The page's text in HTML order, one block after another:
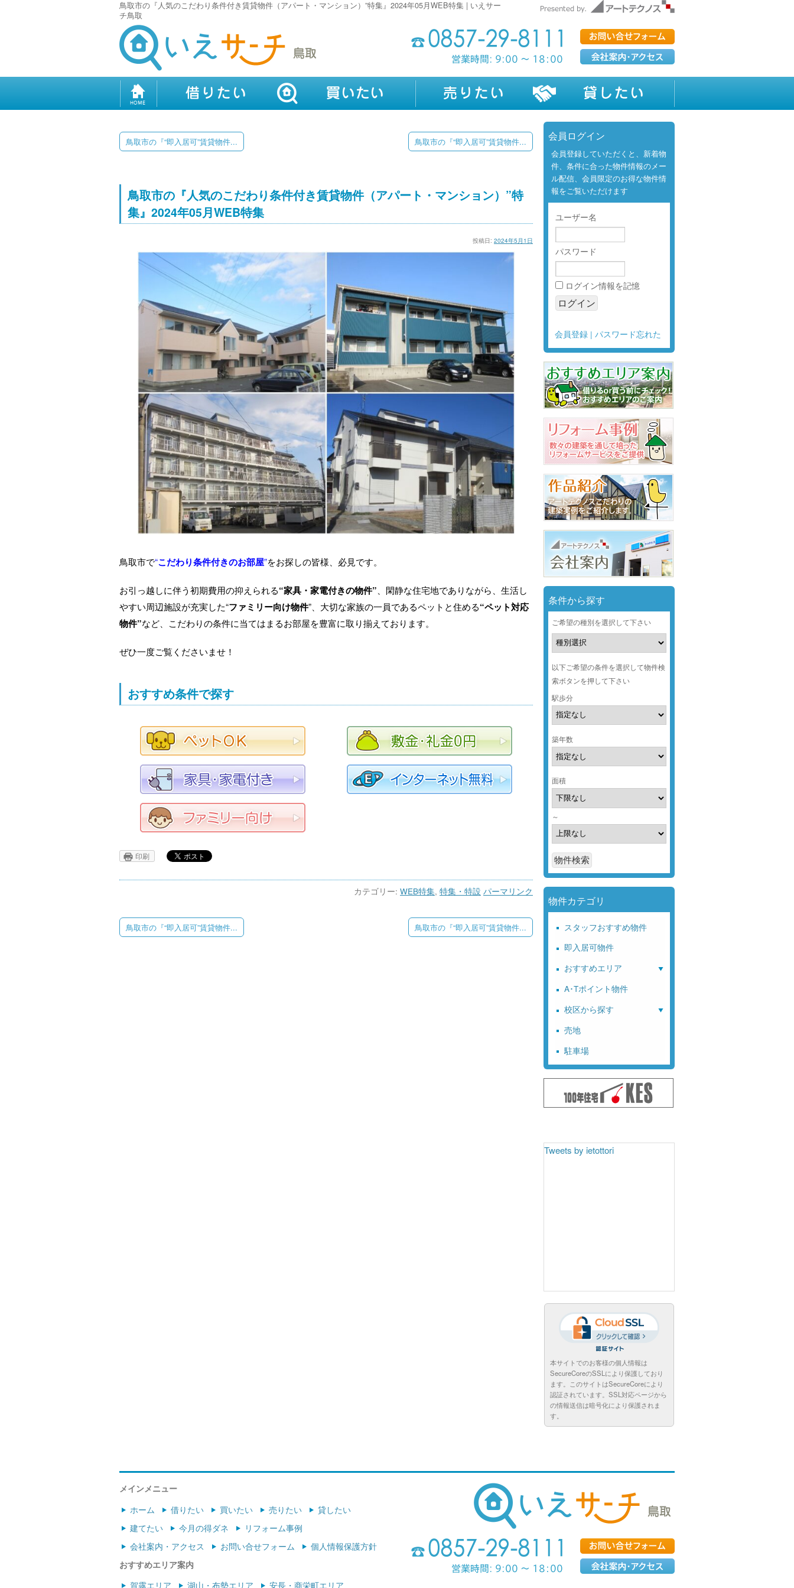
鳥取市の『人気のこだわり条件付き賃貸物件（アパート・マンション）”特集』2024年05月WEB特集 | いえサー
チ鳥取
鳥取市の『“即入居可”賃貸物件... 鳥取市の『“即入居可”賃貸物件...
鳥取市の『人気のこだわり条件付き賃貸物件（アパート・マンション）”特
集』2024年05月WEB特集
投稿日: 2024年5月1日
鳥取市で“こだわり条件付きのお部屋”をお探しの皆様、必見です。
お引っ越しに伴う初期費用の抑えられる“家具・家電付きの物件” 、閑静な住宅地でありながら、生活し
やすい周辺施設が充実した“ファミリー向け物件”、大切な家族の一員であるペットと住める“ペット対応
物件”など、こだわりの条件に当てはまるお部屋を豊富に取り揃えております。
ぜひ一度ご覧くださいませ！
おすすめ条件で探す
印刷
カテゴリー: WEB特集, 特集・特設 パーマリンク
鳥取市の『“即入居可”賃貸物件... 鳥取市の『“即入居可”賃貸物件...
会員ログイン
会員登録していただくと、新着物
件、条件に合った物件情報のメー
ル配信、会員限定のお得な物件情
報をご覧いただけます
ユーザー名
パスワード
ログイン情報を記憶
会員登録 | パスワード忘れた
条件から探す
ご希望の種別を選択して下さい
以下ご希望の条件を選択して物件検
索ボタンを押して下さい
駅歩分
築年数
面積
～
物件カテゴリ
スタッフおすすめ物件
即入居可物件
おすすめエリア
A･Tポイント物件
校区から探す
売地
駐車場
Tweets by ietottori
本サイトでのお客様の個人情報は
SecureCoreのSSLにより保護しており
ます。このサイトはSecureCoreにより
認証されています。SSL対応ページから
の情報送信は暗号化により保護されま
す。
メインメニュー
ホーム
借りたい 買いたい 売りたい
貸したい
建てたい
今月の得ダネ
リフォーム事例
会社案内・アクセス
お問い合せフォーム
個人情報保護方針
おすすめエリア案内
賀露エリア
湖山・布勢エリア 安長・商栄町エリア